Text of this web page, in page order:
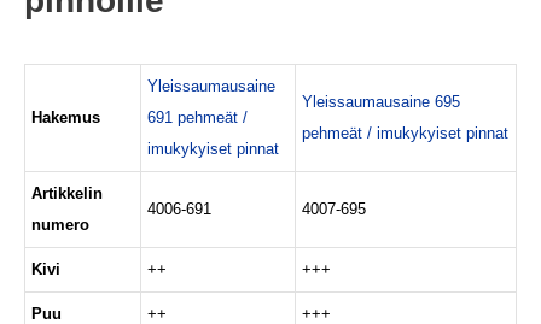
Hakemus
Yleissaumausaine
691 pehmeät /
imukykyiset pinnat
Yleissaumausaine 695
pehmeät / imukykyiset pinnat
Artikkelin
numero
4006-691 4007-695
Kivi ++ +++
Puu ++ +++